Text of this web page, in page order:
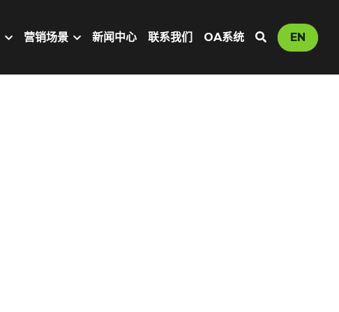
营销场景 新闻中心 联系我们 OA系统 EN